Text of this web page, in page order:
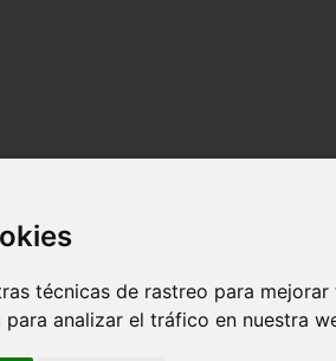
técnicas de rastreo para
para analizar el tráfico en nuestra